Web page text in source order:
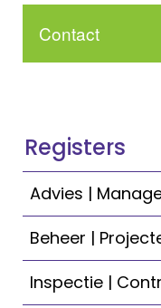
Contact
Registers
Advies |
Beheer |
Inspectie |